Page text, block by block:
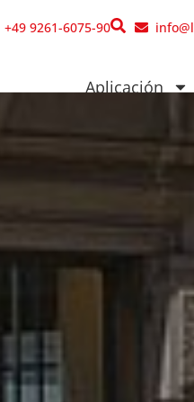
+49 9261-6075-90
Aplicación